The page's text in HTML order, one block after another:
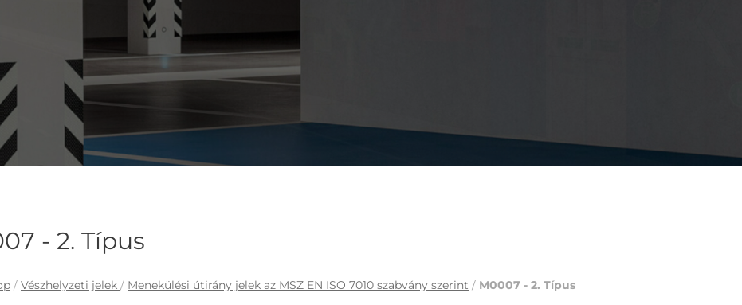
- 2. Típus
/ Vészhelyzeti jelek / Menekülési útirány jelek az MSZ EN ISO 7010 szabvány szerint / M0007 - 2. Típus